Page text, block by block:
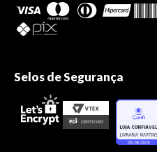
Selos de Segurança